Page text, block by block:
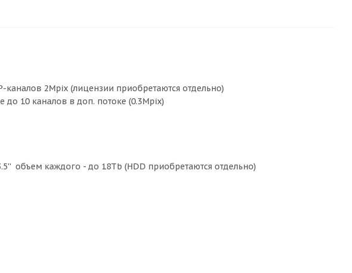
2Mpix (лицензии приобретаются отдельно)
10 каналов в доп. потоке (0.3Mpix)
объем каждого - до 18Tb (HDD приобретаются отдельно)